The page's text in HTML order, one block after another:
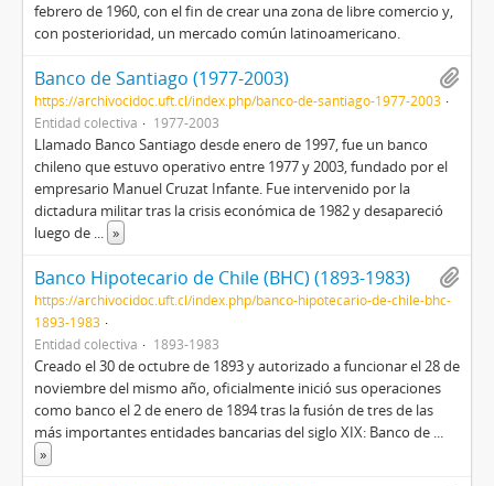
febrero de 1960, con el fin de crear una zona de libre comercio y,
con posterioridad, un mercado común latinoamericano.
Banco de Santiago (1977-2003)
https://archivocidoc.uft.cl/index.php/banco-de-santiago-1977-2003
Entidad colectiva
1977-2003
Llamado Banco Santiago desde enero de 1997, fue un banco
chileno que estuvo operativo entre 1977 y 2003, fundado por el
empresario Manuel Cruzat Infante. Fue intervenido por la
dictadura militar tras la crisis económica de 1982 y desapareció
luego de ... »
Banco Hipotecario de Chile (BHC) (1893-1983)
https://archivocidoc.uft.cl/index.php/banco-hipotecario-de-chile-bhc-
1893-1983
Entidad colectiva
1893-1983
Creado el 30 de octubre de 1893 y autorizado a funcionar el 28 de
noviembre del mismo año,​ oficialmente inició sus operaciones
como banco el 2 de enero de 1894 tras la fusión de tres de las
más importantes entidades bancarias del siglo XIX: Banco de ...
»